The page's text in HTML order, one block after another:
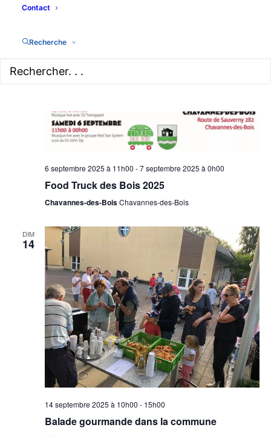
Contact
Recherche
6 septembre 2025 à 11h00 -7 septembre 2025 à 0h00
Food Truck des Bois 2025
Chavannes-des-BoisChavannes-des-Bois
DIM
14
14 septembre 2025 à 10h00 - 15h00
Balade gourmande dans la commune